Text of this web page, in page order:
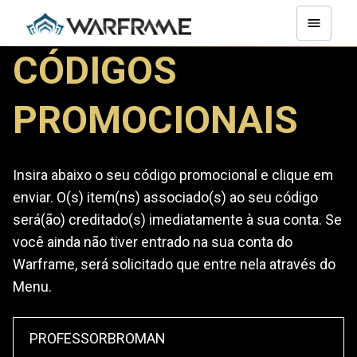
CÓDIGOS
PROMOCIONAIS
Insira abaixo o seu código promocional e clique em
enviar. O(s) item(ns) associado(s) ao seu código
será(ão) creditado(s) imediatamente à sua conta. Se
você ainda não tiver entrado na sua conta do
Warframe, será solicitado que entre nela através do
Menu.